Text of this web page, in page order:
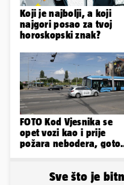
Koji je najbolji, a koji
najgori posao za tvoj
horoskopski znak?
FOTO Kod Vjesnika se
opet vozi kao i prije
požara nebodera,
Sve što je